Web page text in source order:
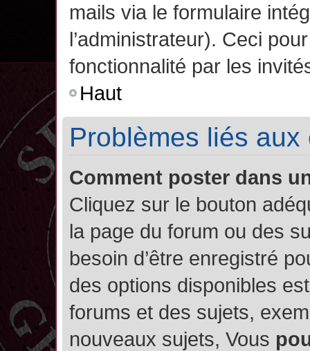
mails via le formulaire
l’administrateur). Ceci
fonctionnalité par les
Haut
Problèmes liés
Comment poster dans
Cliquez sur le bouton
la page du forum ou des
besoin d’être enregistré
des options disponibles
forums et des sujets,
nouveaux sujets, Vous